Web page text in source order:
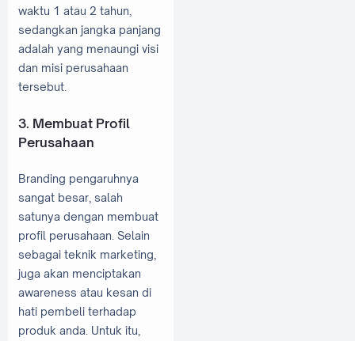
waktu 1 atau 2 tahun,
sedangkan jangka panjang
adalah yang menaungi visi
dan misi perusahaan
tersebut.
3. Membuat Profil
Perusahaan
Branding pengaruhnya
sangat besar, salah
satunya dengan membuat
profil perusahaan. Selain
sebagai teknik marketing,
juga akan menciptakan
awareness atau kesan di
hati pembeli terhadap
produk anda. Untuk itu,